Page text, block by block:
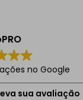
no Google
sua avaliação